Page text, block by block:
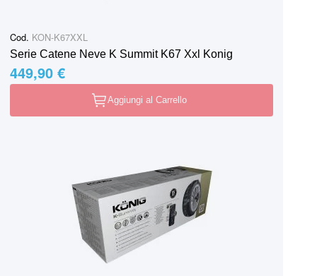
Cod. KON-K67XXL
Serie Catene Neve K Summit K67 Xxl Konig
449,90 €
Aggiungi al Carrello